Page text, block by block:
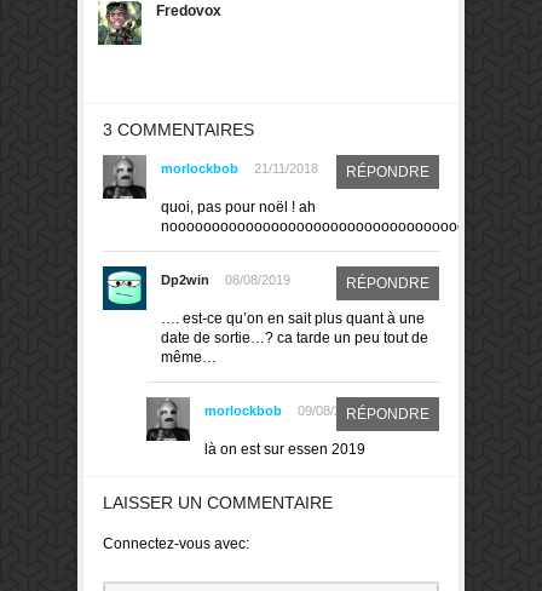
Fredovox
3 COMMENTAIRES
morlockbob 21/11/2018 RÉPONDRE
quoi, pas pour noël ! ah
nooooooooooooooooooooooooooooooooooon
Dp2win 08/08/2019 RÉPONDRE
…. est-ce qu’on en sait plus quant à une
date de sortie…? ca tarde un peu tout de
même…
morlockbob 09/08/2019RÉPONDRE
là on est sur essen 2019
LAISSER UN COMMENTAIRE
Connectez-vous avec: